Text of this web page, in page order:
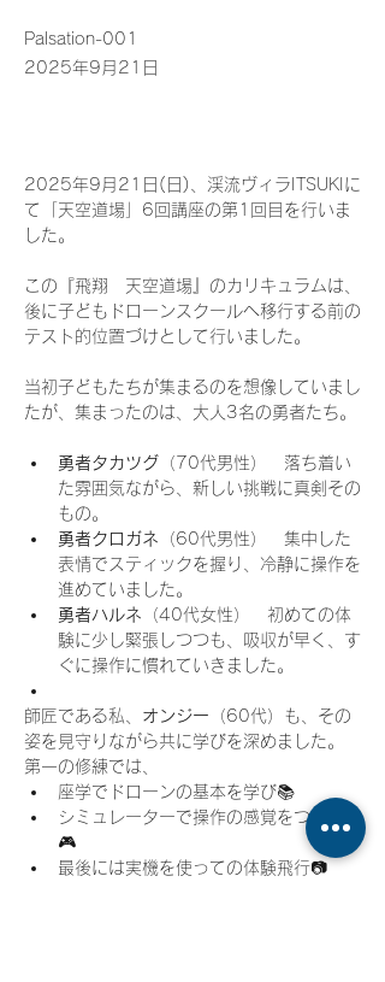
Palsation-001
2025年9月21日
2025年9月21日(日)、渓流ヴィラITSUKIに
て「天空道場」6回講座の第1回目を行いま
した。
この『飛翔　天空道場』のカリキュラムは、
後に子どもドローンスクールへ移行する前の
テスト的位置づけとして行いました。
当初子どもたちが集まるのを想像していまし
たが、集まったのは、大人3名の勇者たち。
勇者タカツグ （70代男性）　落ち着い
た雰囲気ながら、新しい挑戦に真剣その
もの。
勇者クロガネ （60代男性）　集中した
表情でスティックを握り、冷静に操作を
進めていました。
勇者ハルネ （40代女性）　初めての体
験に少し緊張しつつも、吸収が早く、す
ぐに操作に慣れていきました。
師匠である私、 オンジー （60代）も、その
姿を見守りながら共に学びを深めました。
第一の修練では、
座学でドローンの基本を学び📚
シミュレーターで操作の感覚をつかみ
🎮
最後には実機を使っての体験飛行📷